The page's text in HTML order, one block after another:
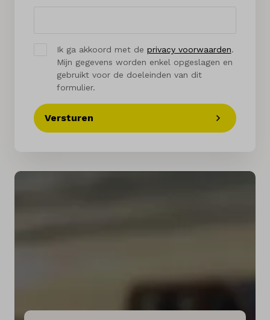
Ik ga akkoord met de privacy voorwaarden.
Mijn gegevens worden enkel opgeslagen en
gebruikt voor de doeleinden van dit
formulier.
Versturen